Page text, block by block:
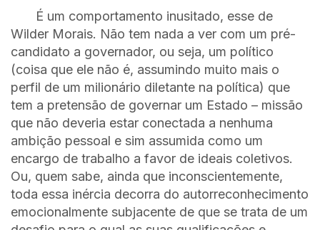
É um comportamento inusitado, esse de
Wilder Morais. Não tem nada a ver com um pré-
candidato a governador, ou seja, um político
(coisa que ele não é, assumindo muito mais o
perfil de um milionário diletante na política) que
tem a pretensão de governar um Estado – missão
que não deveria estar conectada a nenhuma
ambição pessoal e sim assumida como um
encargo de trabalho a favor de ideais coletivos.
Ou, quem sabe, ainda que inconscientemente,
toda essa inércia decorra do autorreconhecimento
emocionalmente subjacente de que se trata de um